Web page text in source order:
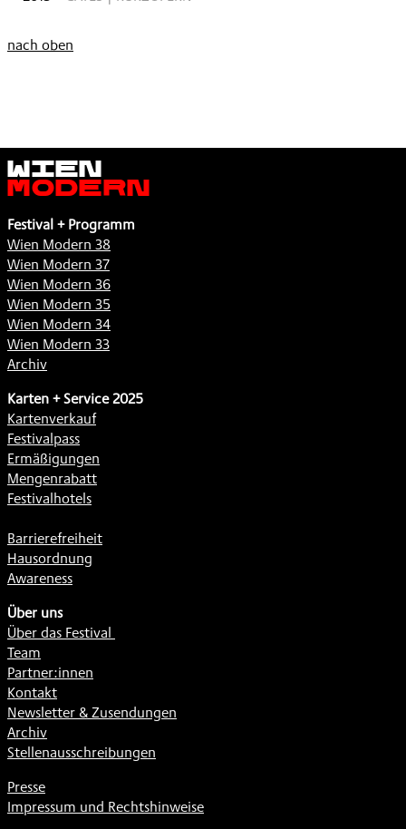
nach oben
Wien
Modern
Festival + Programm
Wien Modern 38
Wien Modern 37
Wien Modern 36
Wien Modern 35
Wien Modern 34
Wien Modern 33
Archiv
Karten + Service 2025
Kartenverkauf
Festivalpass
Ermäßigungen
Mengenrabatt
Festivalhotels
Barrierefreiheit
Hausordnung
Awareness
Über uns
Über das Festival
Team
Partner:innen
Kontakt
Newsletter & Zusendungen
Archiv
Stellenausschreibungen
Presse
Impressum und Rechtshinweise